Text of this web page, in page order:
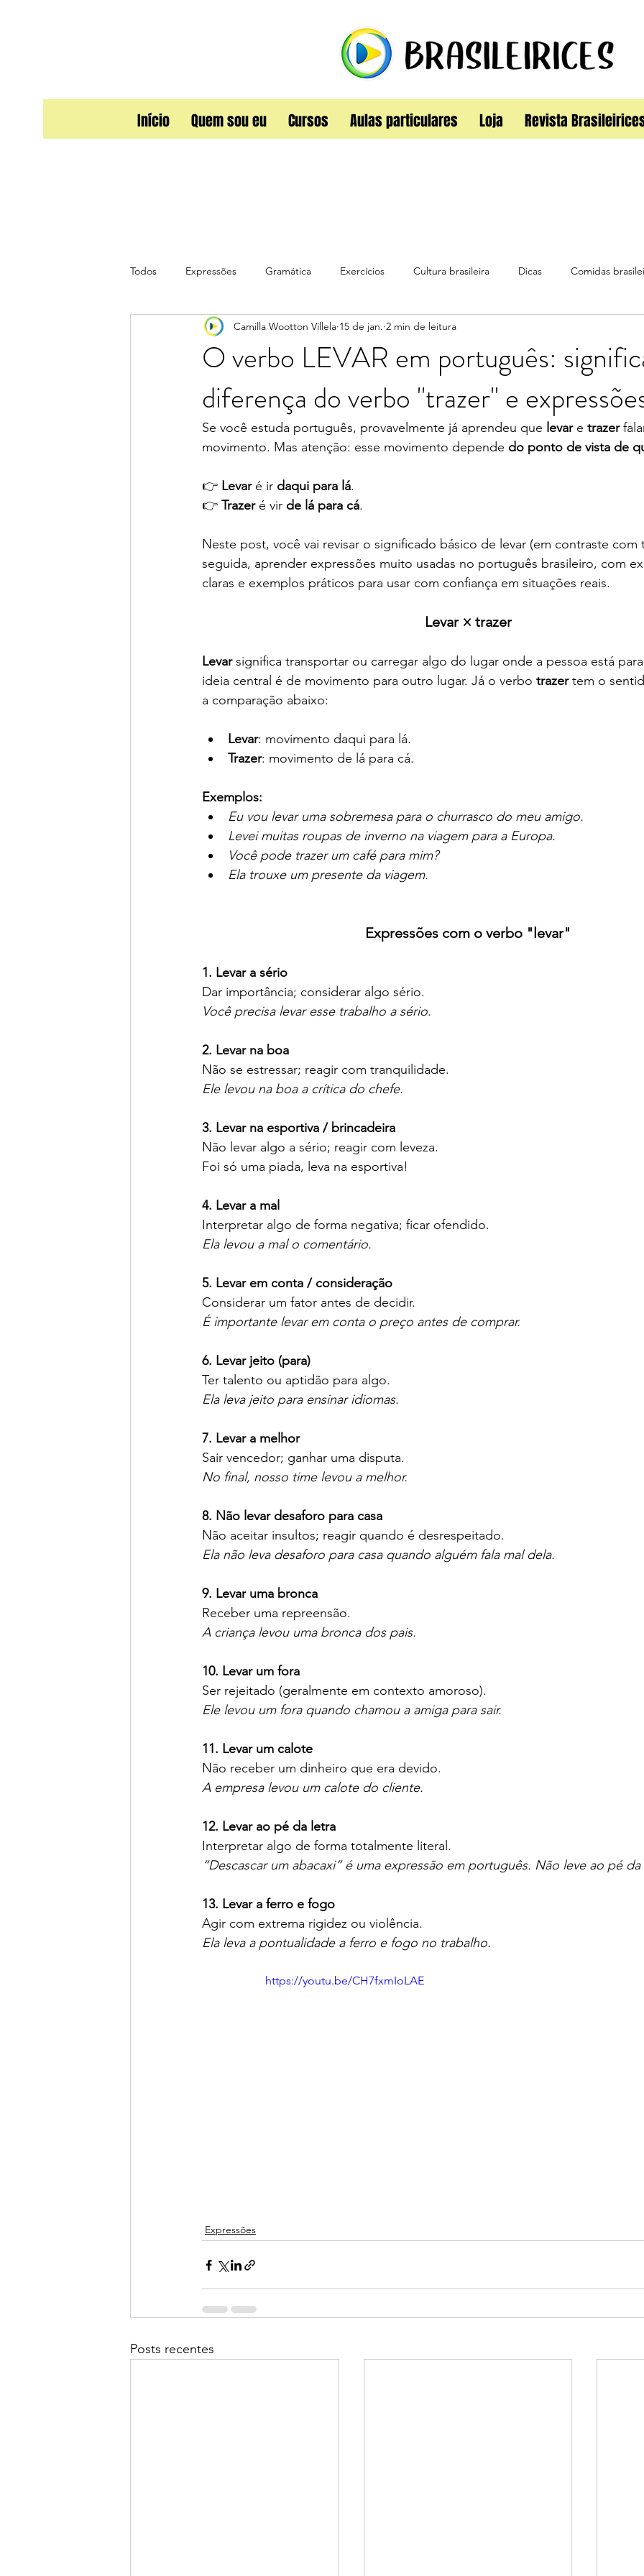
Início Quem sou eu Cursos Aulas particulares Loja Revista
Todos Expressões Gramática Exercícios Cultura brasileira Dicas Comidas
Pronúncia Verbos que causam confusão
O verbo LEVAR em português:
diferença do verbo "trazer" e
Camilla Wootton Villela 15 de jan. 2 min de leitura
Se você estuda português, provavelmente já aprendeu que levar e trazer
movimento. Mas atenção: esse movimento depende do ponto de vista de
👉 Levar é ir daqui para lá.
👉 Trazer é vir de lá para cá.
Neste post, você vai revisar o significado básico de levar (em contraste com
seguida, aprender expressões muito usadas no português brasileiro, com
claras e exemplos práticos para usar com confiança em situações reais.
Levar × trazer
Levar significa transportar ou carregar algo do lugar onde a pessoa está
ideia central é de movimento para outro lugar. Já o verbo trazer tem o
a comparação abaixo:
Levar: movimento daqui para lá.
Trazer: movimento de lá para cá.
Exemplos:
Eu vou levar uma sobremesa para o churrasco do meu amigo.
Levei muitas roupas de inverno na viagem para a Europa.
Você pode trazer um café para mim?
Ela trouxe um presente da viagem.
Expressões com o verbo "levar"
1. Levar a sério
Dar importância; considerar algo sério.
Você precisa levar esse trabalho a sério.
2. Levar na boa
Não se estressar; reagir com tranquilidade.
Ele levou na boa a crítica do chefe.
3. Levar na esportiva / brincadeira
Não levar algo a sério; reagir com leveza.
Foi só uma piada, leva na esportiva!
4. Levar a mal
Interpretar algo de forma negativa; ficar ofendido.
Ela levou a mal o comentário.
5. Levar em conta / consideração
Considerar um fator antes de decidir.
É importante levar em conta o preço antes de comprar.
6. Levar jeito (para)
Ter talento ou aptidão para algo.
Ela leva jeito para ensinar idiomas.
7. Levar a melhor
Sair vencedor; ganhar uma disputa.
No final, nosso time levou a melhor.
8. Não levar desaforo para casa
Não aceitar insultos; reagir quando é desrespeitado.
Ela não leva desaforo para casa quando alguém fala mal dela.
9. Levar uma bronca
Receber uma repreensão.
A criança levou uma bronca dos pais.
10. Levar um fora
Ser rejeitado (geralmente em contexto amoroso).
Ele levou um fora quando chamou a amiga para sair.
11. Levar um calote
Não receber um dinheiro que era devido.
A empresa levou um calote do cliente.
12. Levar ao pé da letra
Interpretar algo de forma totalmente literal.
“Descascar um abacaxi” é uma expressão em português. Não leve ao pé da
13. Levar a ferro e fogo
Agir com extrema rigidez ou violência.
Ela leva a pontualidade a ferro e fogo no trabalho.
https://youtu.be/CH7fxmIoLAE
Expressões
Posts recentes